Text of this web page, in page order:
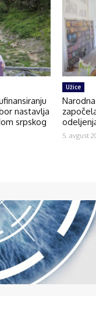
nastavlja
srpskog
Užice
5. avgust